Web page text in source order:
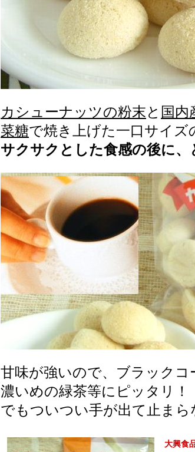
カシューナッツの粉末と 国内
菜糖で焼き上げた一口サイズ
サクサクとした食感の後に
甘味が強いので、ブラックコ
濃いめの緑茶等にピッタリ！
でもついつい手が出て止まら
大興食